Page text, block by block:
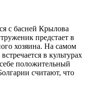
с басней Крылова
предстает в
хозяина. На самом
в культурах
положительный
считают, что